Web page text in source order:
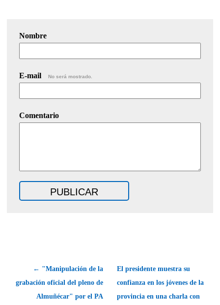
Nombre
E-mail No será mostrado.
Comentario
← "Manipulación de la
grabación oficial del pleno de
Almuñécar" por el PA
El presidente muestra su
confianza en los jóvenes de la
provincia en una charla con